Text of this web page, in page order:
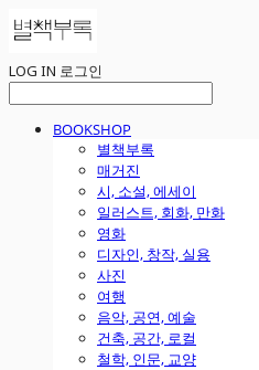
LOG IN 로그인
BOOKSHOP
별책부록
매거진
시, 소설, 에세이
일러스트, 회화, 만화
영화
디자인, 창작, 실용
사진
여행
음악, 공연, 예술
건축, 공간, 로컬
철학, 인문, 교양